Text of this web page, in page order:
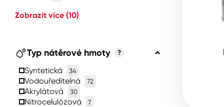
Zobrazit více (10)
Typ nátěrové hmoty ?
Syntetická 34
Vodouředitelná 72
Akrylátová 30
Nitrocelulózová 7